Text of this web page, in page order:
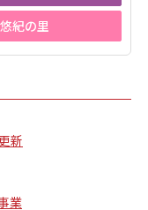
紀の里
新
業